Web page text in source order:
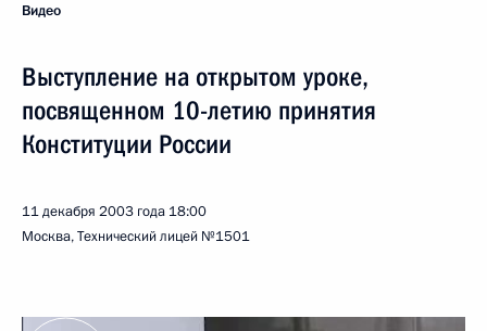
Видео
Выступление на открытом уроке,
посвященном 10-летию принятия
Конституции России
11 декабря 2003 года 18:00
Москва, Технический лицей №1501